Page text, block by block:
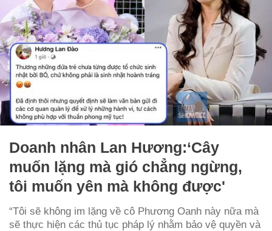
Doanh nhân Lan Hương:‘Cây
muốn lặng mà gió chẳng ngừng,
tôi muốn yên mà không được'
“Tôi sẽ không im lặng về cô Phương Oanh này nữa mà
sẽ thực hiện các thủ tục pháp lý nhằm bảo vệ quyền và